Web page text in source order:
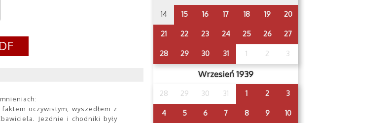
oczywistym, wyszedłem z
Jezdnie i chodniki były
14 15 16 17 18 19 20
21 22 23 24 25 26 27
28 29 30 31 1 2 3
Wrzesień 1939
28 29 30 31 1 2 3
4 5 6 7 8 9 10